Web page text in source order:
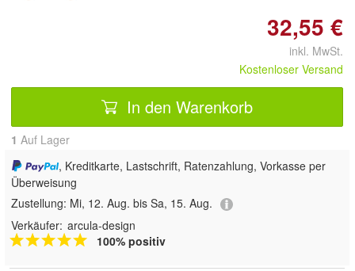
32,55 €
inkl. MwSt.
Kostenloser Versand
In den Warenkorb
1 Auf Lager
, Kreditkarte, Lastschrift, Ratenzahlung, Vorkasse per
Überweisung
Zustellung: Mi, 12. Aug. bis Sa, 15. Aug.
Verkäufer: arcula-design
100% positiv